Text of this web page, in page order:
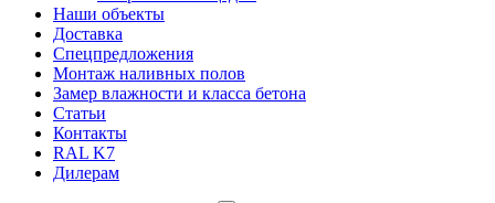
Наши объекты
Доставка
Спецпредложения
Монтаж наливных полов
Замер влажности и класса бетона
Статьи
Контакты
RAL K7
Дилерам